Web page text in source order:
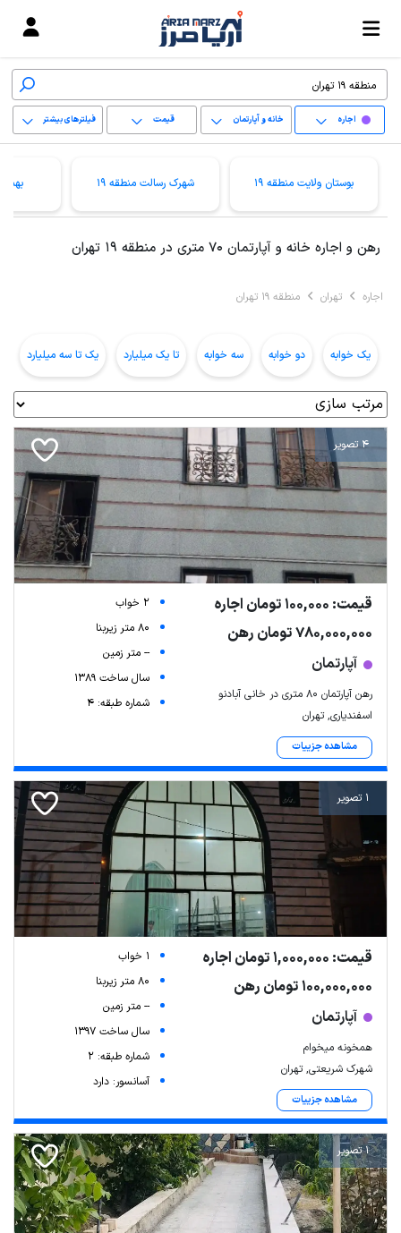
اجاره خانه و آپارتمان قیمت فیلترهای بیشتر
پاک کردن محدوده
بوستان ولایت منطقه 19 شهرک رسالت منطقه 19
رهن و اجاره خانه و آپارتمان 70 متری در منطقه 19 تهران
اجاره تهران منطقه 19 تهران
یک خوابه دو خوابه سه خوابه تا یک میلیارد یک تا سه میلیارد
4 تصویر
قیمت: 100,000 تومان اجاره
780,000,000 تومان رهن
آپارتمان
رهن آپارتمان ۸۰ متری در خانی آبادنو
اسفندیاری, تهران
مشاهده جزییات
2 خواب
80 متر زیربنا
-- متر زمین
سال ساخت 1389
شماره طبقه: 4
1 تصویر
قیمت: 1,000,000 تومان اجاره
100,000,000 تومان رهن
آپارتمان
همخونه میخوام
شهرک شریعتی, تهران
مشاهده جزییات
1 خواب
80 متر زیربنا
-- متر زمین
سال ساخت 1397
شماره طبقه: 2
آسانسور: دارد
1 تصویر